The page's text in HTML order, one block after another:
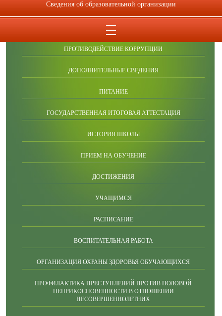
ОБРАЩЕНИЯ ГРАЖДАН
ПРОТИВОДЕЙСТВИЕ КОРРУПЦИИ
ДОПОЛНИТЕЛЬНЫЕ СВЕДЕНИЯ
ПИТАНИЕ
ГОСУДАРСТВЕННАЯ ИТОГОВАЯ АТТЕСТАЦИЯ
ИСТОРИЯ ШКОЛЫ
ПРИЕМ НА ОБУЧЕНИЕ
ДОСТИЖЕНИЯ
УЧАЩИМСЯ
РАСПИСАНИЕ
ВОСПИТАТЕЛЬНАЯ РАБОТА
ОРГАНИЗАЦИЯ ОХРАНЫ ЗДОРОВЬЯ ОБУЧАЮЩИХСЯ
ПРОФИЛАКТИКА ПРЕСТУПЛЕНИЙ ПРОТИВ ПОЛОВОЙ
НЕПРИКОСНОВЕННОСТИ В ОТНОШЕНИИ
НЕСОВЕРШЕННОЛЕТНИХ
Сведения об образовательной организации